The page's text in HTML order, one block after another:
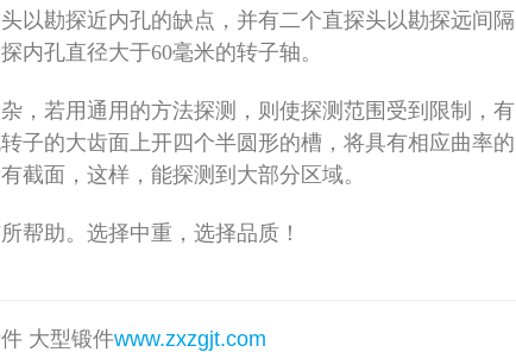
以勘探近内孔的缺点，并有二个直探头以勘探远间隔
内孔直径大于60毫米的转子轴。
，若用通用的方法探测，则使探测范围受到限制，有
子的大齿面上开四个半圆形的槽，将具有相应曲率的
截面，这样，能探测到大部分区域。
帮助。选择中重，选择品质！
大型锻件www.zxzgjt.com